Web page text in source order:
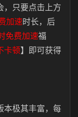
，只要点击上方
加速时长，后
免费加速福
卡顿】即可获得
本极其丰富，每